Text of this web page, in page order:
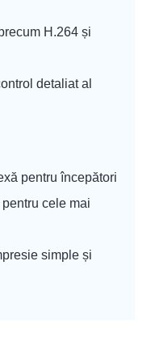
H.264 și
detaliat al
pentru începători
cele mai
simple și